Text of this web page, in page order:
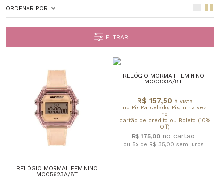
ORDENAR POR
FILTRAR
RELÓGIO MORMAII FEMININO
MO05623A/8T
RELÓGIO MORMAII FEMININO
MO0303A/8T
R$ 157,50 à vista
no Pix Parcelado, Pix, uma vez
no
cartão de crédito ou Boleto (10%
Off)
R$ 175,00
ou 5x de R$ 35,00 sem juros